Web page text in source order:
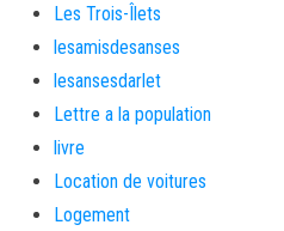
Les Trois-Îlets
lesamisdesanses
lesansesdarlet
Lettre a la population
livre
Location de voitures
Logement